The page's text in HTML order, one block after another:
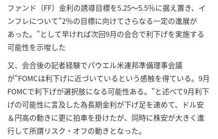
ファンド（FF）金利の誘導目標を5.25～5.5％に据え置き、イ
ンフレについて“2％の目標に向けてさらなる一定の進展が
あった。”として早ければ次回9月の会合で利下げを実施する
可能性を示唆した
又、会合後の記者経験でパウエル米連邦準備理事会議
が“FOMCは利下げに近づいているという感触を得ている。9月
FOMCで利下げが選択肢になる可能性ある。”と述べて9月利下
げの可能性に言及した為長期金利が下げ足を速めて、ドル安
＆円高の動きに更に拍車を掛けたが、同時に株安が大きく進
行して所謂リスク・オフの動きとなった。